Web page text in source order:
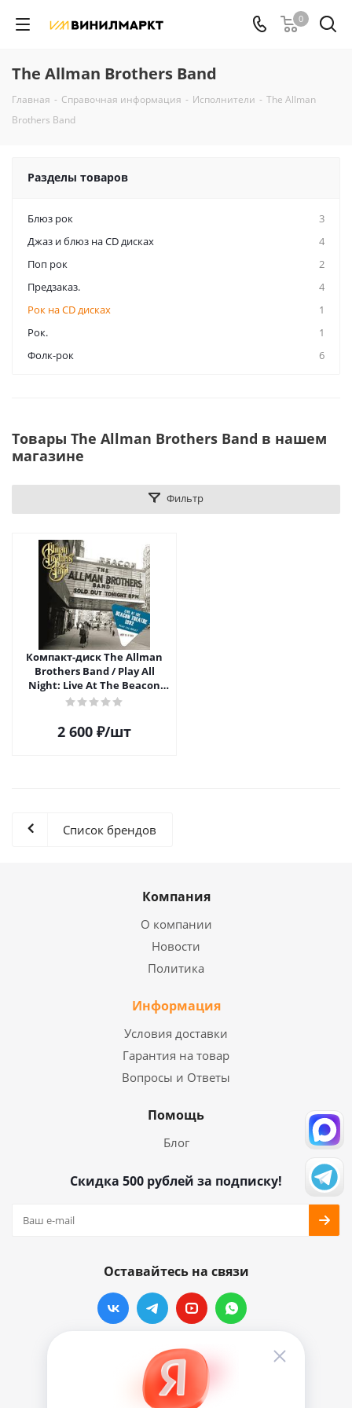
0
The Allman Brothers Band
Главная - Справочная информация - Исполнители - The Allman
Brothers Band
Разделы товаров
Блюз рок
3
Джаз и блюз на CD дисках
4
Поп рок
2
Предзаказ.
4
Рок на CD дисках
1
Рок.
1
Фолк-рок
6
Товары The Allman Brothers Band в нашем
магазине
Фильтр
Компакт-диск The Allman
Brothers Band / Play All
Night: Live At The Beacon
Theater 1992 (2CD)
2 600 ₽/шт
Список брендов
Компания
О компании
Новости
Политика
Информация
Условия доставки
Гарантия на товар
Вопросы и Ответы
Помощь
Блог
Скидка 500 рублей за подписку!
Оставайтесь на связи
Наши контакты
info@vinylmarkt.ru